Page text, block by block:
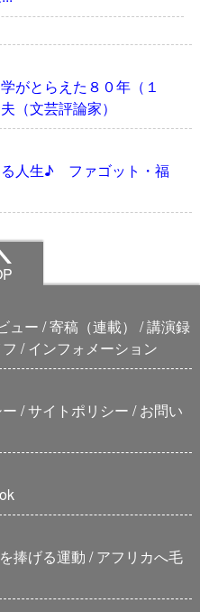
がとらえた８０年（１
文芸評論家）
人生♪ ファゴット・福
ュー 寄稿（連載）
講演録
インフォメーション
サイトポリシー
お問い
捧げる運動
アフリカへ毛